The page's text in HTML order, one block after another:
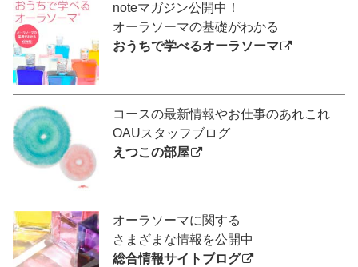
noteマガジン公開中！
オーラソーマの基礎がわかる
おうちで学べるオーラソーマ
コースの最新情報やお仕事のあれこれ
OAUスタッフブログ
えつこの部屋
オーラソーマに関する
さまざまな情報を公開中
総合情報サイトブログ